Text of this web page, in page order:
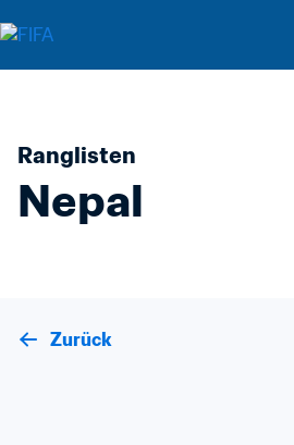
Ranglisten
Nepal
Zurück